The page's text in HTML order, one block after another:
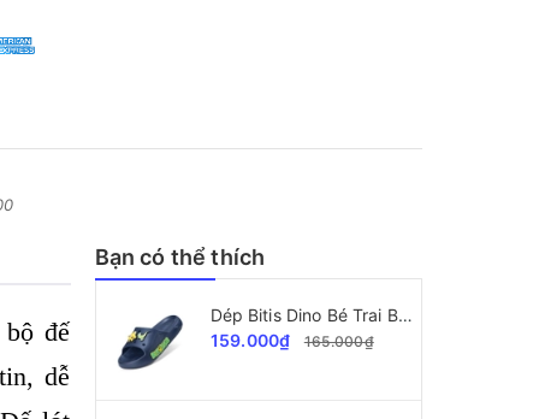
đế
dễ
Bạn có thể thích
Dép Bitis Dino Bé Trai BEB008700
159.000₫
165.000₫